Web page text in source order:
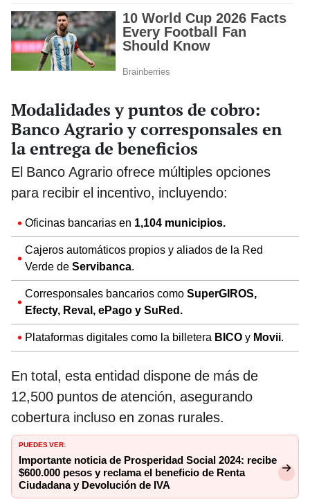
Modalidades y puntos de cobro:
Banco Agrario y corresponsales en
la entrega de beneficios
El Banco Agrario ofrece múltiples opciones
para recibir el incentivo, incluyendo:
Oficinas bancarias en 1,104 municipios.
Cajeros automáticos propios y aliados de la Red
Verde de Servibanca.
Corresponsales bancarios como SuperGIROS,
Efecty, Reval, ePago y SuRed.
Plataformas digitales como la billetera BICO y Movii.
En total, esta entidad dispone de más de
12,500 puntos de atención, asegurando
cobertura incluso en zonas rurales.
PUEDES VER:
Importante noticia de Prosperidad Social 2024: recibe
$600.000 pesos y reclama el beneficio de Renta
Ciudadana y Devolución de IVA